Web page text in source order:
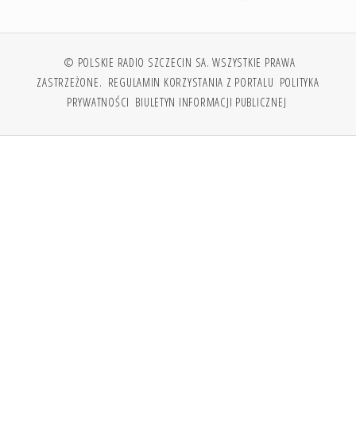
© POLSKIE RADIO SZCZECIN SA. WSZYSTKIE PRAWA
ZASTRZEŻONE. REGULAMIN KORZYSTANIA Z PORTALU POLITYKA
PRYWATNOŚCI BIULETYN INFORMACJI PUBLICZNEJ